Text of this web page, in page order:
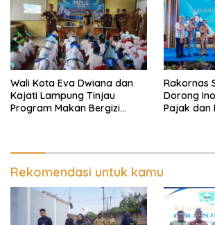
Wali Kota Eva Dwiana dan
Kajati Lampung Tinjau
Program Makan Bergizi
Rakornas
Dorong
Pajak dan
Rekomendasi untuk kamu